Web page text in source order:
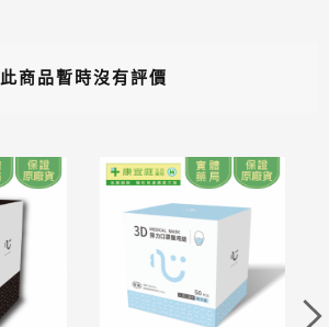
此商品暫時沒有評價